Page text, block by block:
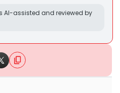
AI-assisted and reviewed by